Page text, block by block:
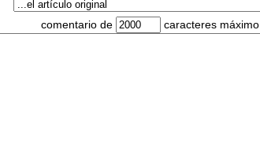
comentario de caracteres máximo